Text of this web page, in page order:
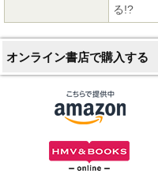
る!?
オンライン書店で購入する